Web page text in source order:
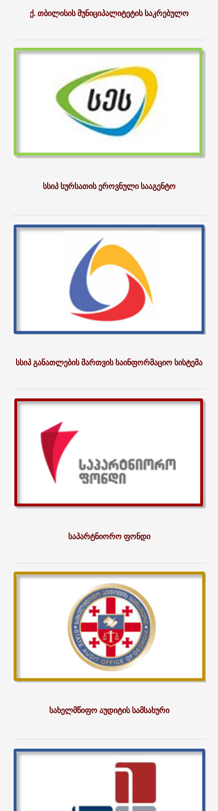
ქ. თბილისის მუნიციპალიტეტის საკრებულო
სსიპ სურსათის ეროვნული სააგენტო
სსიპ განათლების მართვის საინფორმაციო სისტემა
საპარტნიორო ფონდი
სახელმწიფო აუდიტის სამსახური